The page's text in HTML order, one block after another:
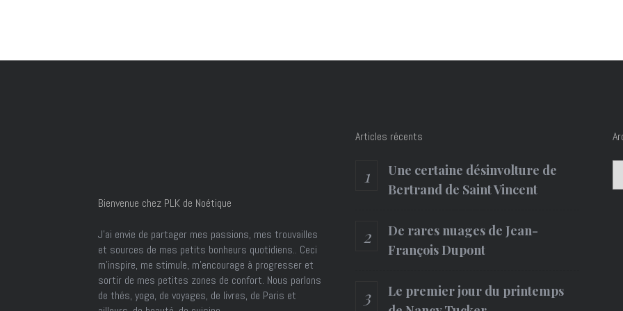
Bienvenue chez PLK de Noétique
J’ai envie de partager mes passions, mes trouvailles
et sources de mes petits bonheurs quotidiens.. Ceci
m'inspire, me stimule, m'encourage à progresser et
sortir de mes petites zones de confort. Nous parlons
de thés, yoga, de voyages, de livres, de Paris et
Articles récents
Une certaine désinvolture de
Bertrand de Saint Vincent
De rares nuages de Jean-
François Dupont
Le premier jour du printemps